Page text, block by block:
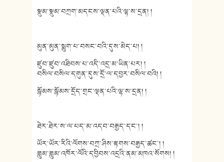
སྣུམ་སྣུམ་བཀྲག་མདངས་ལྡན་པའི་ལྷ་ས་དྲན། །
མུན་མུན་སྨུག་པ་བསང་བའི་དུས་མེད་པ། །
ཛུབ་ཛུབ་འཐིབས་པ་འདི་འདྲ་མ་ཡིན་པར། །
བསིལ་བསིལ་དགུན་དུས་དྲོ་ལ་དབྱར་བསིལ་བའི། །
སྙོམས་སྙོམས་དྲོད་གྲང་ལྡན་པའི་ལྷ་ས་དྲན། །
ཐེར་ཐེར་ས་ལ་པད་མ་འདབ་བརྒྱད་དང་། །
ཡོར་ཡོར་རིའི་ལོགས་བཀྲ་ཤིས་རྟགས་བརྒྱད་ཚང་། །
ཟླུམ་ཟླུམ་འཁོར་ལོའི་དབྱིབས་འདྲའི་ནམ་མཁའ་སོགས། །